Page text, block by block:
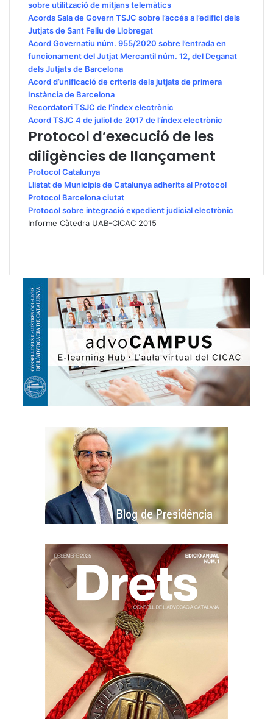
sobre utilització de mitjans telemàtics
Acords Sala de Govern TSJC sobre l’accés a l’edifici dels
Jutjats de Sant Feliu de Llobregat
Acord Governatiu núm. 955/2020 sobre l’entrada en
funcionament del Jutjat Mercantil núm. 12, del Deganat
dels Jutjats de Barcelona
Acord d’unificació de criteris dels jutjats de primera
Instància de Barcelona
Recordatori TSJC de l’índex electrònic
Acord TSJC 4 de juliol de 2017 de l’índex electrònic
Protocol d’execució de les
diligències de llançament
Protocol Catalunya
Llistat de Municipis de Catalunya adherits al Protocol
Protocol Barcelona ciutat
Protocol sobre integració expedient judicial electrònic
Informe Càtedra UAB-CICAC 2015